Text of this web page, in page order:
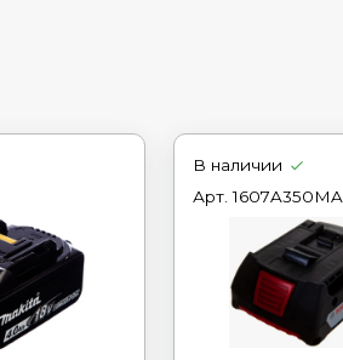
В наличии
Арт.1607A350MA